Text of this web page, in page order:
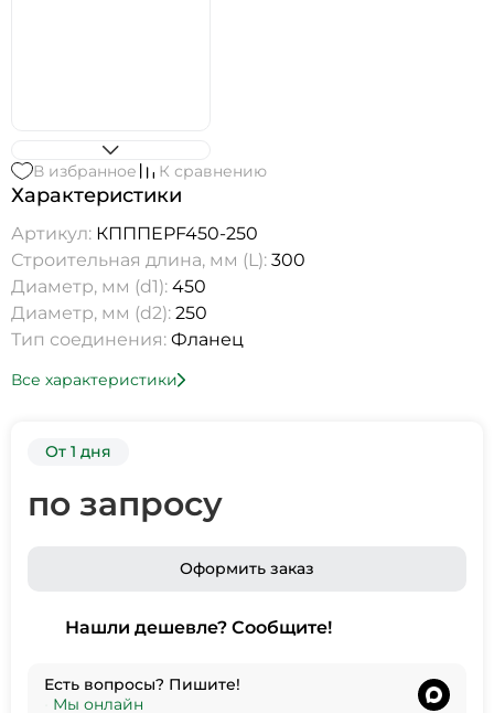
В избранное К сравнению
Характеристики
Артикул: КПППEPF450-250
Строительная длина, мм (L): 300
Диаметр, мм (d1): 450
Диаметр, мм (d2): 250
Тип соединения: Фланец
Все характеристики
От 1 дня
по запросу
Оформить заказ
Нашли дешевле? Сообщите!
Есть вопросы? Пишите!
Мы онлайн